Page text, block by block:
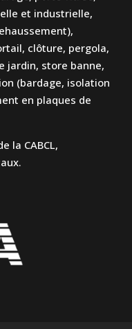
et industrielle,
clôture, pergola,
jardin, store banne,
(bardage, isolation
en plaques de
la CABCL,